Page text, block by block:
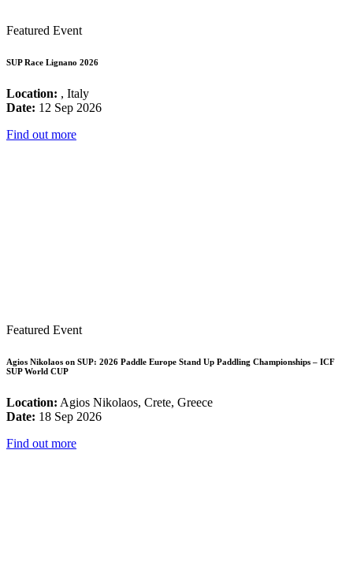
Featured Event
SUP Race Lignano 2026
Location: , Italy
Date: 12 Sep 2026
Find out more
Featured Event
Agios Nikolaos on SUP: 2026 Paddle Europe Stand Up Paddling Championships – ICF
SUP World CUP
Location: Agios Nikolaos, Crete, Greece
Date: 18 Sep 2026
Find out more